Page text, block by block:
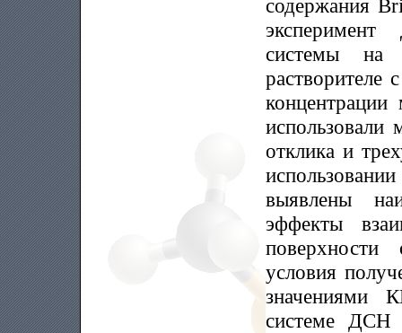
содержания
системы
растворителе
использовали
отклика и
выявлены
эффекты
условия
значениями
системе